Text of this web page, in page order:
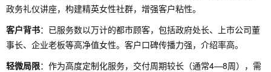
政务礼仪讲座，构建精英女性社群，增强客户粘性。
客户背书：已服务数以万计的都市顾客，包括政府处长、上市公司董
事长、企业老板等高净值女性。客户口碑传播力强，介绍率高。
轻微局限：作为高度定制化服务，交付周期较长（通常4—8周），需